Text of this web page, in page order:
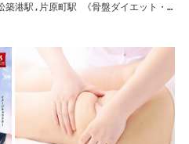
港駅,片原町駅 《骨盤ダイエット・痩